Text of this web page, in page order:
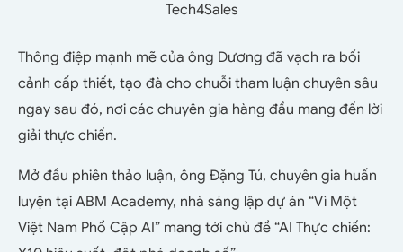
Tech4Sales
Thông điệp mạnh mẽ của ông Dương đã vạch ra bối
cảnh cấp thiết, tạo đà cho chuỗi tham luận chuyên sâu
ngay sau đó, nơi các chuyên gia hàng đầu mang đến lời
giải thực chiến.
Mở đầu phiên thảo luận, ông Đặng Tú, chuyên gia huấn
luyện tại ABM Academy, nhà sáng lập dự án “Vì Một
Việt Nam Phổ Cập AI” mang tới chủ đề “AI Thực chiến: